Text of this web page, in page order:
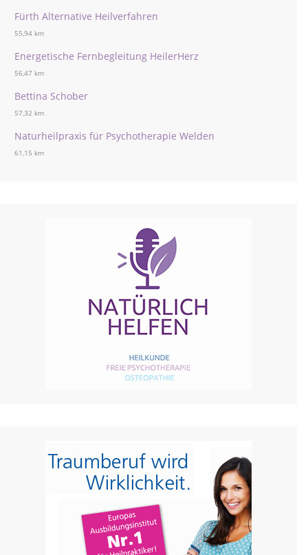
Fürth Alternative Heilverfahren
55,94 km
Energetische Fernbegleitung HeilerHerz
56,47 km
Bettina Schober
57,32 km
Naturheilpraxis für Psychotherapie Welden
61,15 km